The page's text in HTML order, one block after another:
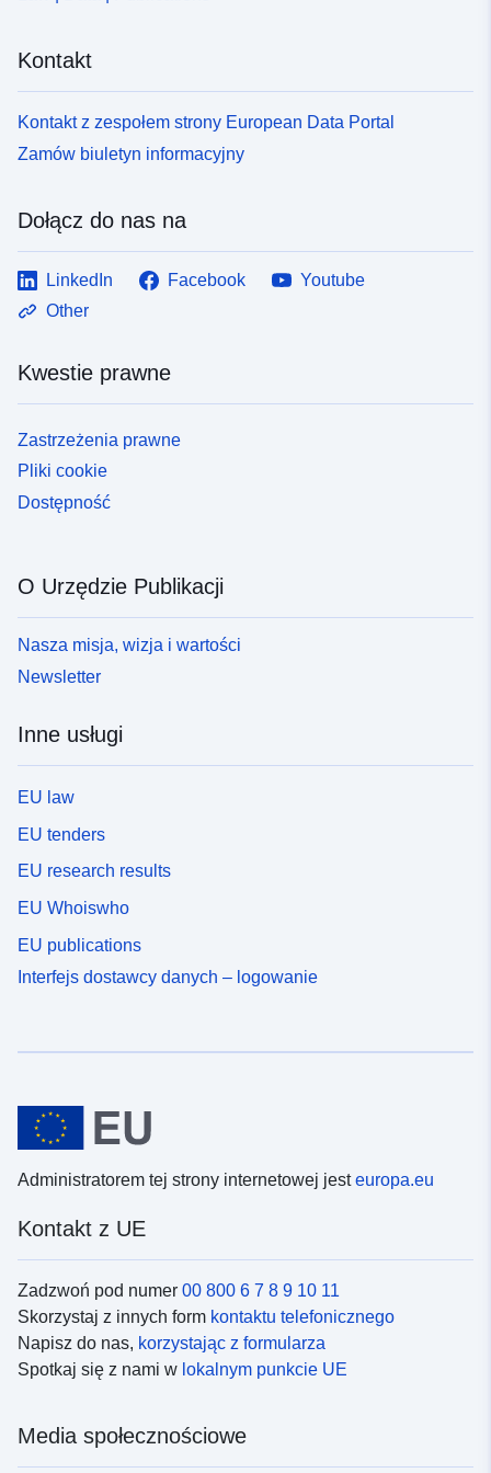
Kontakt
Kontakt z zespołem strony European Data Portal
Zamów biuletyn informacyjny
Dołącz do nas na
LinkedIn Facebook
Youtube
Other
Kwestie prawne
Zastrzeżenia prawne
Pliki cookie
Dostępność
O Urzędzie Publikacji
Nasza misja, wizja i wartości
Newsletter
Inne usługi
EU law
EU tenders
EU research results
EU Whoiswho
EU publications
Interfejs dostawcy danych – logowanie
Administratorem tej strony internetowej jesteuropa.eu
Kontakt z UE
Zadzwoń pod numer 00 800 6 7 8 9 10 11
Skorzystaj z innych form kontaktu telefonicznego
Napisz do nas, korzystając z formularza
Spotkaj się z nami w lokalnym punkcie UE
Media społecznościowe